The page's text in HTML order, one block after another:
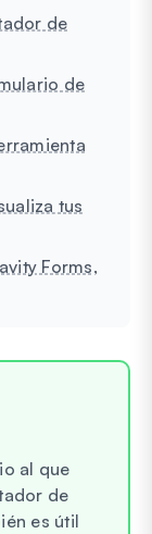
de
de
tus
Forms,
al que
de
es útil